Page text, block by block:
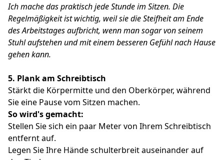
Ich mache das praktisch jede Stunde im Sitzen. Die
Regelmäßigkeit ist wichtig, weil sie die Steifheit am Ende
des Arbeitstages aufbricht, wenn man sogar von seinem
Stuhl aufstehen und mit einem besseren Gefühl nach Hause
gehen kann.
5. Plank am Schreibtisch
Stärkt die Körpermitte und den Oberkörper, während
Sie eine Pause vom Sitzen machen.
So wird's gemacht:
Stellen Sie sich ein paar Meter von Ihrem Schreibtisch
entfernt auf.
Legen Sie Ihre Hände schulterbreit auseinander auf